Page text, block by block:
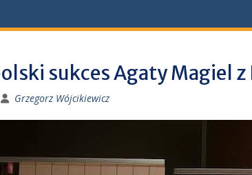
sukces Agaty Magiel z
Grzegorz Wójcikiewicz